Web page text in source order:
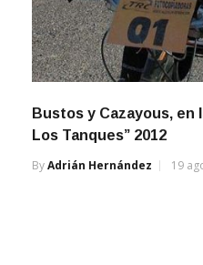
Bustos y Cazayous, en
Los Tanques” 2012
ByAdrián Hernández 19